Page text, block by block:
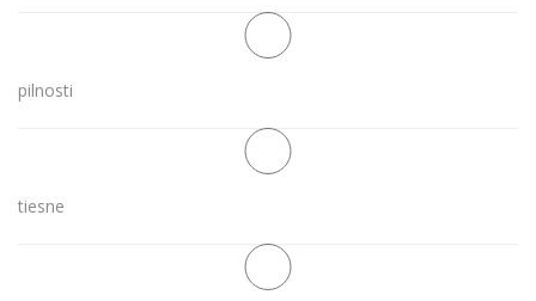
pilnosti
tiesne